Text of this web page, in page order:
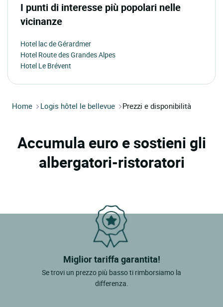
I punti di interesse più popolari nelle
vicinanze
Hotel lac de Gérardmer
Hotel Route des Grandes Alpes
Hotel Le Brévent
Home Logis hôtel le bellevue Prezzi e disponibilità
Accumula euro e sostieni gli
albergatori-ristoratori
Miglior tariffa garantita!
Se trovi un prezzo più basso ti rimborsiamo la
differenza.